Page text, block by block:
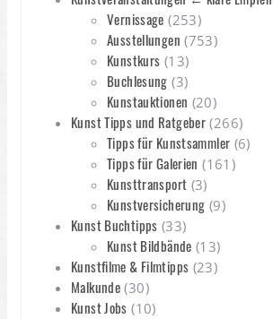
Vernissage (253)
Ausstellungen (753)
Kunstkurs (13)
Buchlesung (3)
Kunstauktionen (20)
Kunst Tipps und Ratgeber (266)
Tipps für Kunstsammler (6)
Tipps für Galerien (161)
Kunsttransport (3)
Kunstversicherung (9)
Kunst Buchtipps (33)
Kunst Bildbände (13)
Kunstfilme & Filmtipps (23)
Malkunde (30)
Kunst Jobs (10)